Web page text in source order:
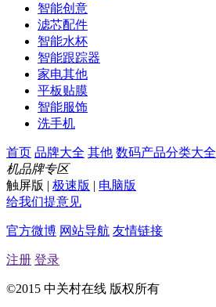
智能创意
滤芯配件
智能水杯
智能跟踪器
家电其他
平板贴膜
智能服饰
洗手机
首页 品牌大全 其他 数码产品分类大全
机品牌专区
触屏版 | 极速版 | 电脑版
给我们提意见
官方微博 网站导航 友情链接
注册 登录
©2015 中关村在线 版权所有